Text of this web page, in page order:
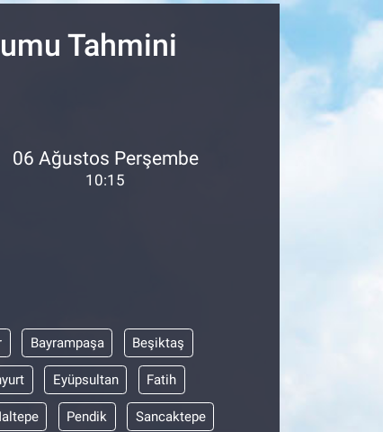
Tahmini
06 Ağustos Perşembe
10:15
Bayrampaşa Beşiktaş
Eyüpsultan Fatih
Pendik Sancaktepe